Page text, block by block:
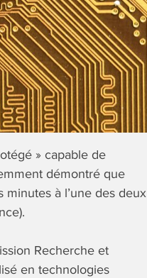
» capable de
démontré que
à l’une des deux
Recherche et
en technologies